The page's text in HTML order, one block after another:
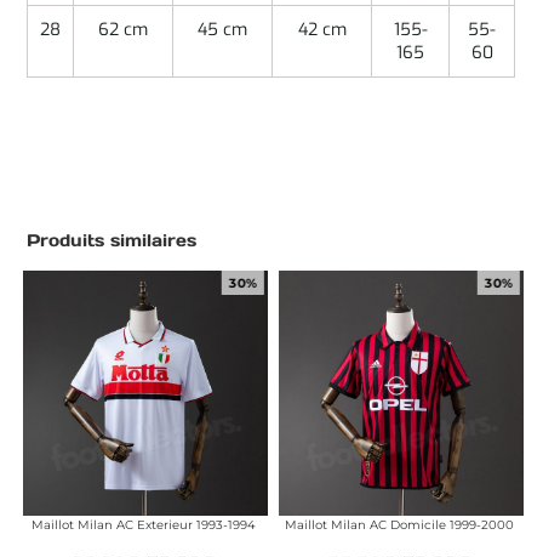
28 62 cm 45 cm 42 cm
155-
165
55-
60
Produits similaires
30%
Maillot Milan AC Exterieur 1993-1994
30%
Maillot Milan AC Domicile 1999-2000